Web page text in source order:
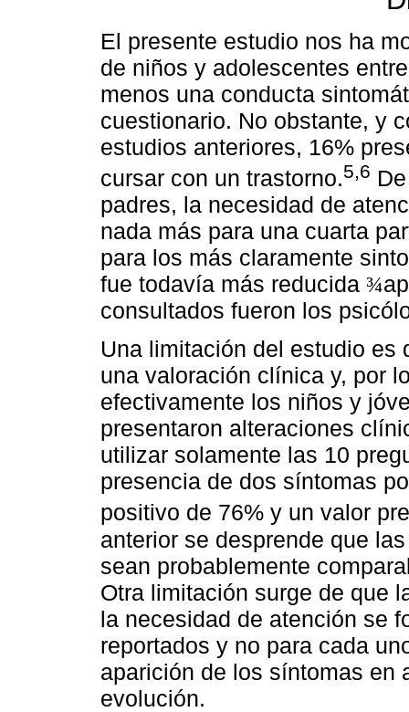
El presente estudio nos ha
de niños y adolescentes
menos una conducta
cuestionario. No obstante, y
estudios anteriores, 16%
cursar con un trastorno.5,6
padres, la necesidad de
nada más para una cuarta
para los más claramente
fue todavía más reducida ¾
consultados fueron los
Una limitación del estudio es
una valoración clínica y, por
efectivamente los niños y
presentaron alteraciones
utilizar solamente las 10
presencia de dos síntomas
positivo de 76% y un valor
anterior se desprende que
sean probablemente
Otra limitación surge de que
la necesidad de atención se
reportados y no para cada
aparición de los síntomas en
evolución.